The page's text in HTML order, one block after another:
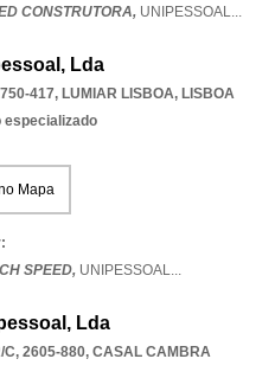
CONSTRUTORA, UNIPESSOAL...
Lda
417, LUMIAR LISBOA, LISBOA
especializado
Mapa
SPEED, UNIPESSOAL...
Lda
C, 2605-880, CASAL CAMBRA